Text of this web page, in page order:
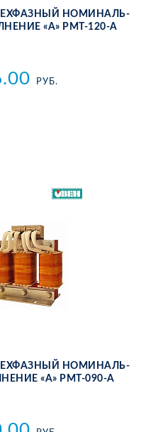
НО­МИ­НАЛЬ­
«А» РМТ-120-А
РУБ.
НО­МИ­НАЛЬ­
«А» РМТ-090-А